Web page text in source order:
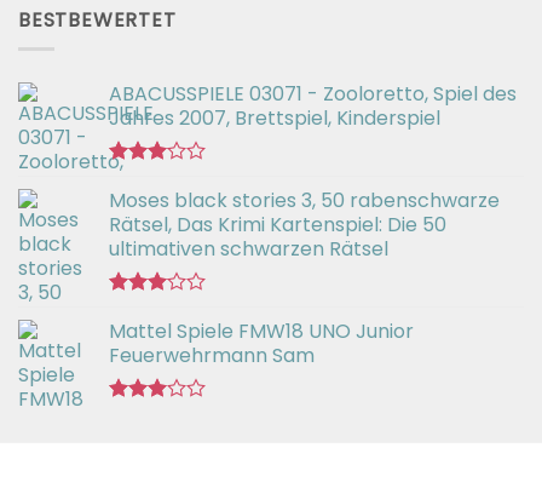
von 5
BESTBEWERTET
ABACUSSPIELE 03071 - Zooloretto, Spiel des
Jahres 2007, Brettspiel, Kinderspiel
mit
3.02
von 5
Moses black stories 3, 50 rabenschwarze
Rätsel, Das Krimi Kartenspiel: Die 50
ultimativen schwarzen Rätsel
mit
3.00
von 5
Mattel Spiele FMW18 UNO Junior
Feuerwehrmann Sam